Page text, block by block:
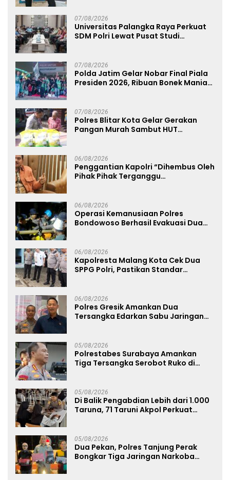
07/08/2026
Universitas Palangka Raya Perkuat
SDM Polri Lewat Pusat Studi
07/08/2026
Polda Jatim Gelar Nobar Final Piala
Presiden 2026, Ribuan Bonek Mania
07/08/2026
Polres Blitar Kota Gelar Gerakan
Pangan Murah Sambut HUT
06/08/2026
Penggantian Kapolri “Dihembus Oleh
Pihak Pihak Terganggu
06/08/2026
Operasi Kemanusiaan Polres
Bondowoso Berhasil Evakuasi Dua
06/08/2026
Kapolresta Malang Kota Cek Dua
SPPG Polri, Pastikan Standar
06/08/2026
Polres Gresik Amankan Dua
Tersangka Edarkan Sabu Jaringan
05/08/2026
Polrestabes Surabaya Amankan
Tiga Tersangka Serobot Ruko di
05/08/2026
Di Balik Pengabdian Lebih dari 1.000
Taruna, 71 Taruni Akpol Perkuat
05/08/2026
Dua Pekan, Polres Tanjung Perak
Bongkar Tiga Jaringan Narkoba